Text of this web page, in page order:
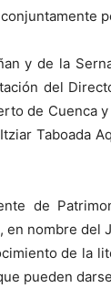
y de la
del
de
Taboada
de
en nombre
de la
pueden